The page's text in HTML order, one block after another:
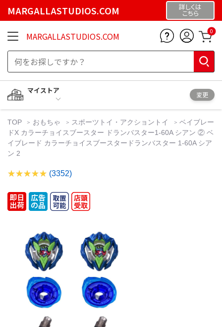
MARGALLASTUDIOS.COM 詳しくは
こちら
MARGALLASTUDIOS.COM 0
マイストア
変更
TOP おもちゃ スポーツトイ・アクショントイ
ベイブレー
ドX カラーチョイスブースター ドランバスター1-60A シアン ② ベ
イブレード カラーチョイスブースタードランバスター 1-60A シア
ン 2
(3352)